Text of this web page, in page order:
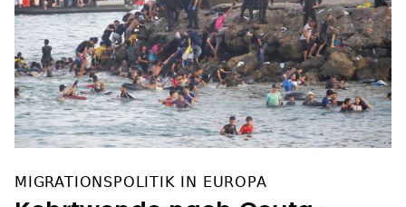
Kehrtwende nach Ceuta-